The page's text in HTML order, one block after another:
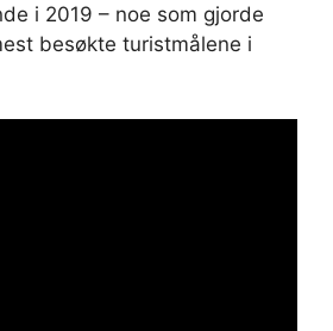
i 2019 – noe som gjorde
besøkte turistmålene i